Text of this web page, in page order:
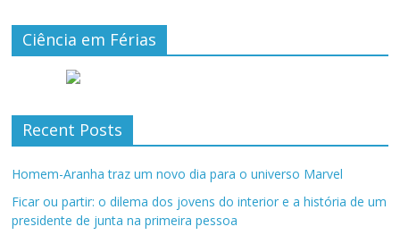
Ciência em Férias
Recent Posts
Homem-Aranha traz um novo dia para o universo Marvel
Ficar ou partir: o dilema dos jovens do interior e a história de um
presidente de junta na primeira pessoa